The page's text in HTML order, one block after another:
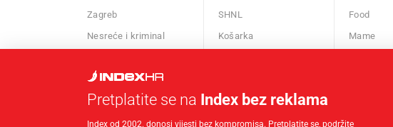
Pretplatite se na Index bez reklama
Index od 2002. donosi vijesti bez kompromisa. Pretplatite se, podržite
Zagreb
Nesreće i kriminal
Kalendar
Afere
SHNL
Košarka
Food
Mame
Horoskop